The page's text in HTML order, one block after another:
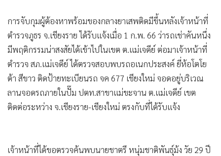
การจับกุมผู้ต้องหาพร้อมของกลางยาเสพติดมีขึ้นหลังเจ้าหน้าที่
ตำรวจภูธร จ.เชียงราย ได้รับแจ้งเมื่อ 1 ก.พ. 66 ว่ารถเช่าคันหนึ่ง
มีพฤติกรรมน่าสงสัยได้เข้าไปในเขต ต.แม่เจดีย์ ต่อมาเจ้าหน้าที่
ตำรวจ สภ.แม่เจดีย์ ได้ตรวจสอบพบรถอเนกประสงค์ ยี่ห้อโตโย
ต้า สีขาว ติดป้ายทะเบียนรถ จค 677 เชียงใหม่ จอดอยู่บริเวณ
ลานจอดรถภายในปั๊ม ปตท.สาขาแม่ขะจาน ต.แม่เจดีย์ เขต
ติดต่อระหว่าง จ.เชียงราย-เชียงใหม่ ตรงกับที่ได้รับแจ้ง
เจ้าหน้าที่ได้ขอตรวจค้นพบนายชาตรี หนุ่มชาติพันธุ์ม้ง วัย 29 ปี